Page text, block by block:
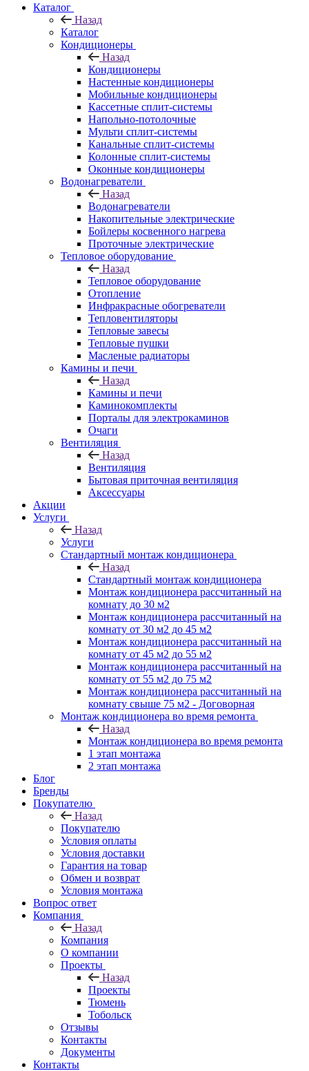
Каталог
Назад
Каталог
Кондиционеры
Назад
Кондиционеры
Настенные кондиционеры
Мобильные кондиционеры
Кассетные сплит-системы
Напольно-потолочные
Мульти сплит-системы
Канальные сплит-системы
Колонные сплит-системы
Оконные кондиционеры
Водонагреватели
Назад
Водонагреватели
Накопительные электрические
Бойлеры косвенного нагрева
Проточные электрические
Тепловое оборудование
Назад
Тепловое оборудование
Отопление
Инфракрасные обогреватели
Тепловентиляторы
Тепловые завесы
Тепловые пушки
Масленые радиаторы
Камины и печи
Назад
Камины и печи
Каминокомплекты
Порталы для электрокаминов
Очаги
Вентиляция
Назад
Вентиляция
Бытовая приточная вентиляция
Аксессуары
Акции
Услуги
Назад
Услуги
Стандартный монтаж кондиционера
Назад
Стандартный монтаж кондиционера
Монтаж кондиционера рассчитанный на
комнату до 30 м2
Монтаж кондиционера рассчитанный на
комнату от 30 м2 до 45 м2
Монтаж кондиционера рассчитанный на
комнату от 45 м2 до 55 м2
Монтаж кондиционера рассчитанный на
комнату от 55 м2 до 75 м2
Монтаж кондиционера рассчитанный на
комнату свыше 75 м2 - Договорная
Монтаж кондиционера во время ремонта
Назад
Монтаж кондиционера во время ремонта
1 этап монтажа
2 этап монтажа
Блог
Бренды
Покупателю
Назад
Покупателю
Условия оплаты
Условия доставки
Гарантия на товар
Обмен и возврат
Условия монтажа
Вопрос ответ
Компания
Назад
Компания
О компании
Проекты
Назад
Проекты
Тюмень
Тобольск
Отзывы
Контакты
Документы
Контакты